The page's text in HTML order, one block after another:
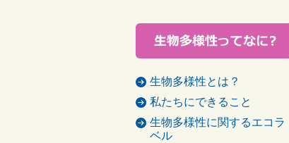
生物多様性とは？
私たちにできること
生物多様性に関するエコラ
ベル